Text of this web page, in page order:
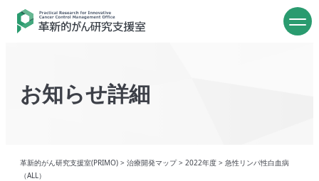
お知らせ詳細
革新的がん研究支援室(PRIMO) > 治療開発マップ> 2022年度 > 急性リンパ性白血病
（ALL）